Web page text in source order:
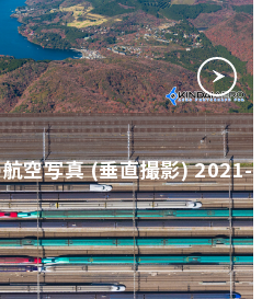
空写真 (垂直撮影) 2021-